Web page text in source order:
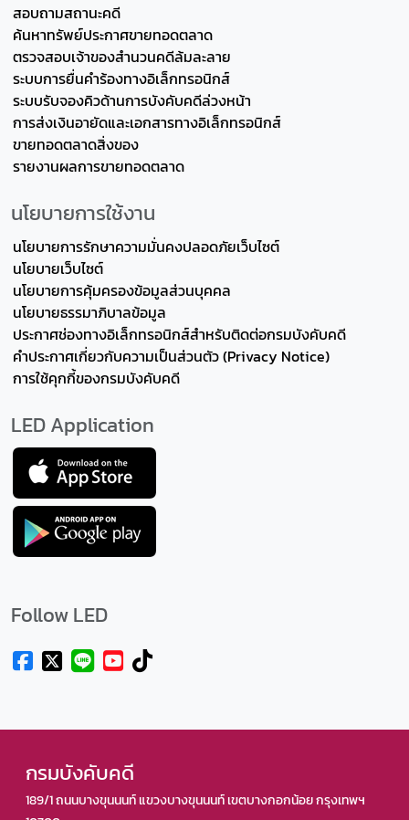
สอบถามสถานะคดี
ค้นหาทรัพย์ประกาศขายทอดตลาด
ตรวจสอบเจ้าของสำนวนคดีล้มละลาย
ระบบการยื่นคำร้องทางอิเล็กทรอนิกส์
ระบบรับจองคิวด้านการบังคับคดีล่วงหน้า
การส่งเงินอายัดและเอกสารทางอิเล็กทรอนิกส์
ขายทอดตลาดสิ่งของ
รายงานผลการขายทอดตลาด
นโยบายการใช้งาน
นโยบายการรักษาความมั่นคงปลอดภัยเว็บไซต์
นโยบายเว็บไซต์
นโยบายการคุ้มครองข้อมูลส่วนบุคคล
นโยบายธรรมาภิบาลข้อมูล
ประกาศช่องทางอิเล็กทรอนิกส์สำหรับติดต่อกรมบังคับคดี
คำประกาศเกี่ยวกับความเป็นส่วนตัว (Privacy Notice)
การใช้คุกกี้ของกรมบังคับคดี
LED Application
Follow LED
กรมบังคับคดี
189/1 ถนนบางขุนนนท์ แขวงบางขุนนนท์ เขตบางกอกน้อย กรุงเทพฯ